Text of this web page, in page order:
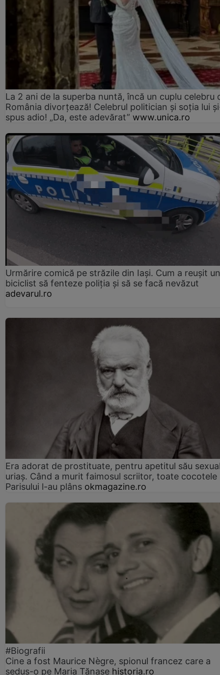
La 2 ani de la superba nuntă, încă un cuplu celebru
România divorțează! Celebrul politician și soția lui
spus adio! „Da, este adevărat” www.unica.ro
Urmărire comică pe străzile din Iași. Cum a reușit un
biciclist să fenteze poliția și să se facă nevăzut
adevarul.ro
Era adorat de prostituate, pentru apetitul său
uriaș. Când a murit faimosul scriitor, toate cocotele
Parisului l-au plâns okmagazine.ro
#Biografii
Cine a fost Maurice Nègre, spionul francez care a
sedus-o pe Maria Tănase historia.ro